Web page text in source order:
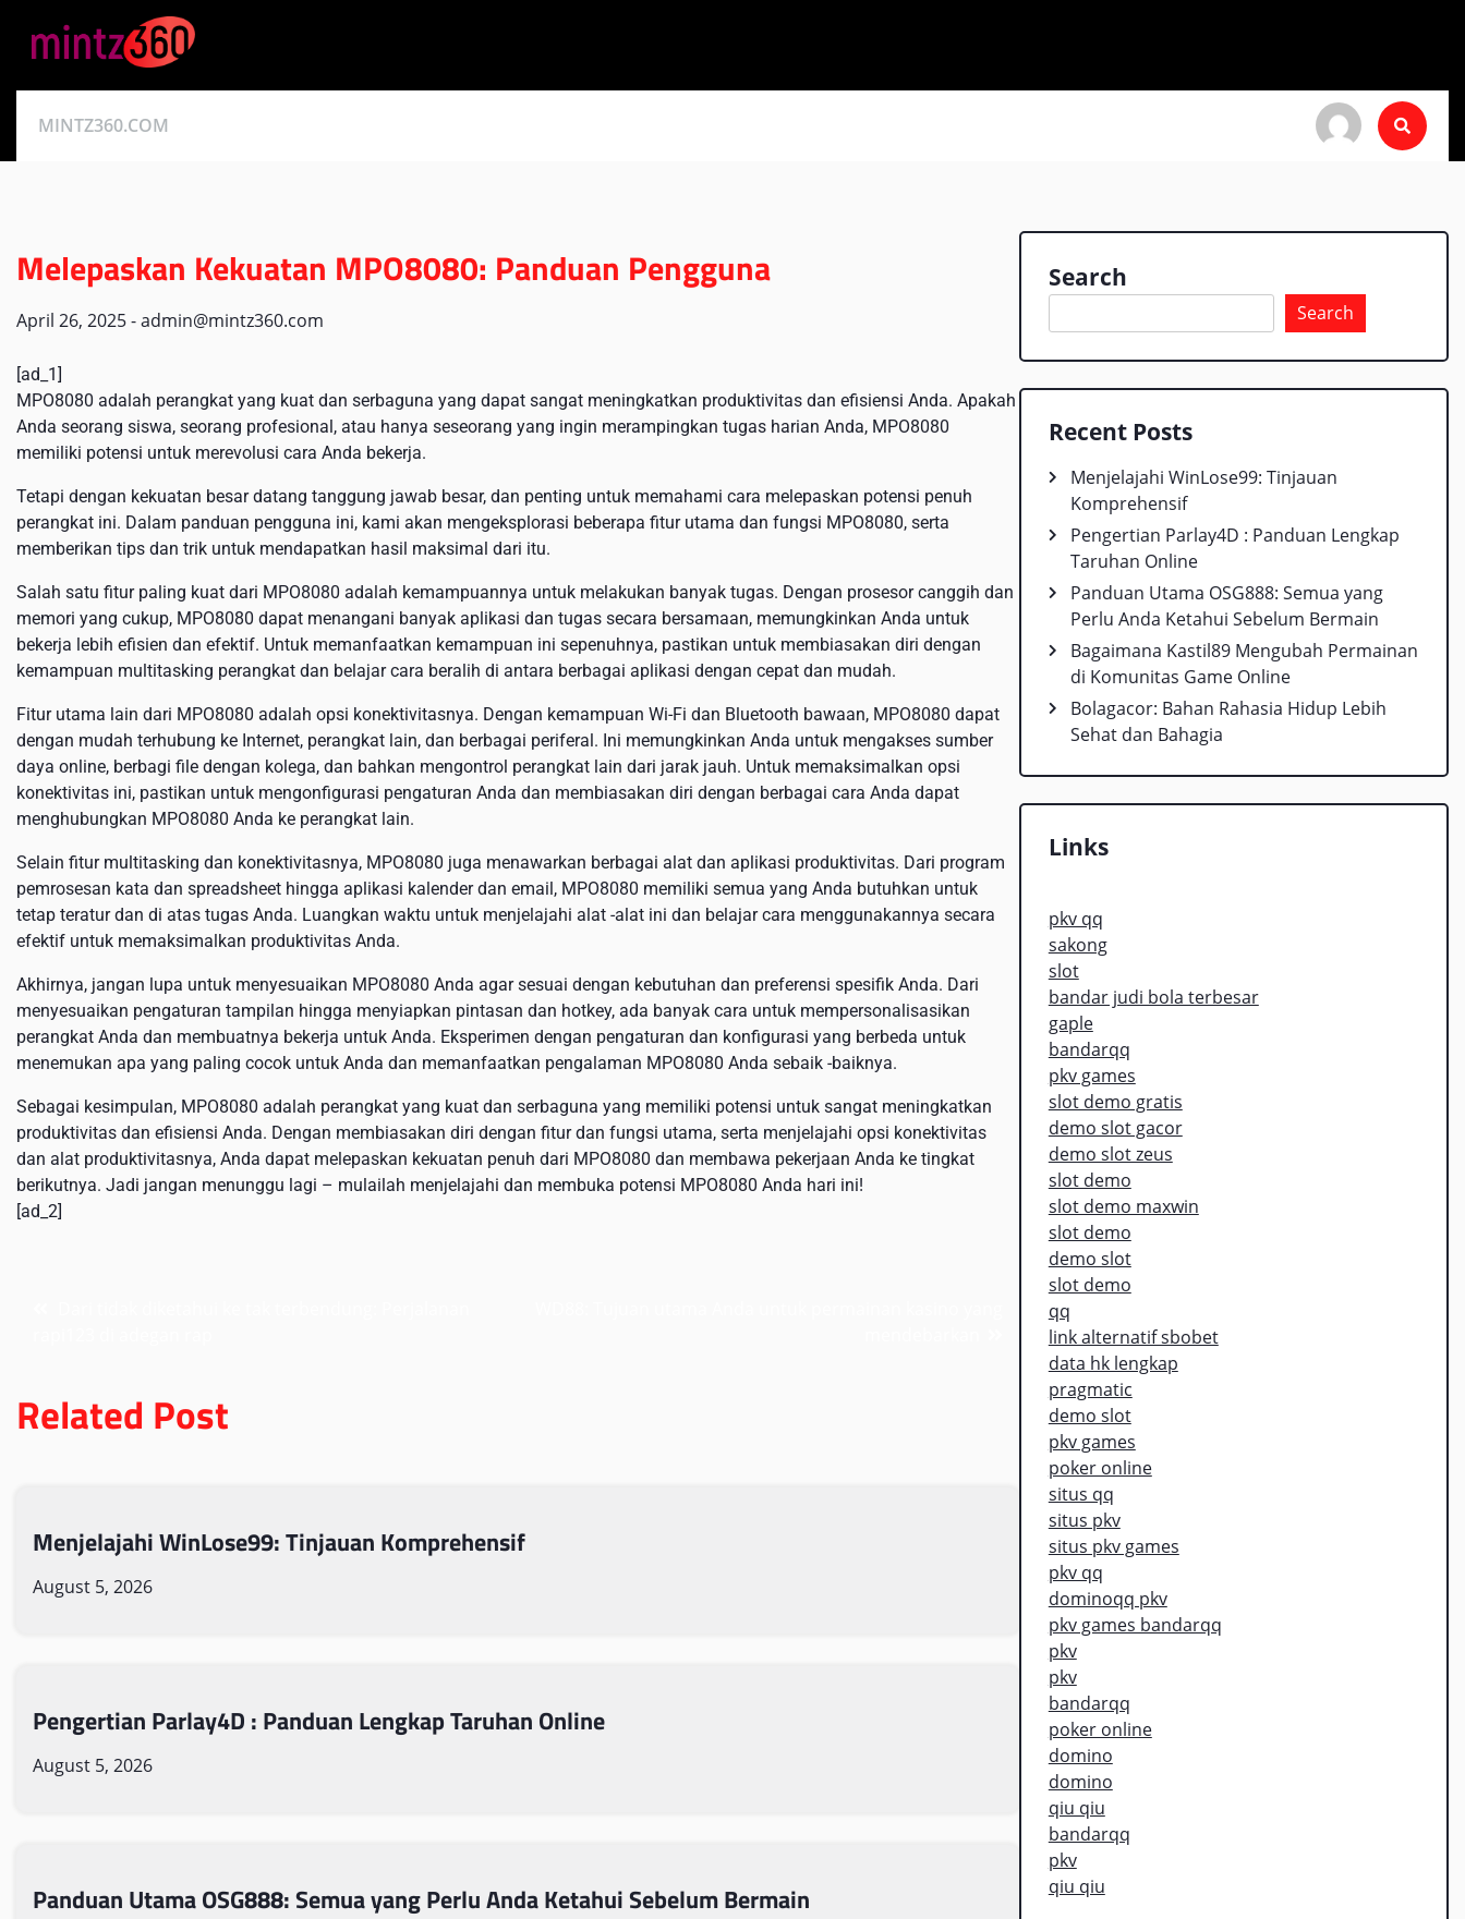
content
MINTZ360.COM
Melepaskan Kekuatan MPO8080: Panduan Pengguna
April 26, 2025-admin@mintz360.com
[ad_1]
MPO8080 adalah perangkat yang kuat dan serbaguna yang dapat sangat meningkatkan produktivitas dan efisiensi Anda. Apakah
Anda seorang siswa, seorang profesional, atau hanya seseorang yang ingin merampingkan tugas harian Anda, MPO8080
memiliki potensi untuk merevolusi cara Anda bekerja.
Tetapi dengan kekuatan besar datang tanggung jawab besar, dan penting untuk memahami cara melepaskan potensi penuh
perangkat ini. Dalam panduan pengguna ini, kami akan mengeksplorasi beberapa fitur utama dan fungsi MPO8080, serta
memberikan tips dan trik untuk mendapatkan hasil maksimal dari itu.
Salah satu fitur paling kuat dari MPO8080 adalah kemampuannya untuk melakukan banyak tugas. Dengan prosesor canggih dan
memori yang cukup, MPO8080 dapat menangani banyak aplikasi dan tugas secara bersamaan, memungkinkan Anda untuk
bekerja lebih efisien dan efektif. Untuk memanfaatkan kemampuan ini sepenuhnya, pastikan untuk membiasakan diri dengan
kemampuan multitasking perangkat dan belajar cara beralih di antara berbagai aplikasi dengan cepat dan mudah.
Fitur utama lain dari MPO8080 adalah opsi konektivitasnya. Dengan kemampuan Wi-Fi dan Bluetooth bawaan, MPO8080 dapat
dengan mudah terhubung ke Internet, perangkat lain, dan berbagai periferal. Ini memungkinkan Anda untuk mengakses sumber
daya online, berbagi file dengan kolega, dan bahkan mengontrol perangkat lain dari jarak jauh. Untuk memaksimalkan opsi
konektivitas ini, pastikan untuk mengonfigurasi pengaturan Anda dan membiasakan diri dengan berbagai cara Anda dapat
menghubungkan MPO8080 Anda ke perangkat lain.
Selain fitur multitasking dan konektivitasnya, MPO8080 juga menawarkan berbagai alat dan aplikasi produktivitas. Dari program
pemrosesan kata dan spreadsheet hingga aplikasi kalender dan email, MPO8080 memiliki semua yang Anda butuhkan untuk
tetap teratur dan di atas tugas Anda. Luangkan waktu untuk menjelajahi alat -alat ini dan belajar cara menggunakannya secara
efektif untuk memaksimalkan produktivitas Anda.
Akhirnya, jangan lupa untuk menyesuaikan MPO8080 Anda agar sesuai dengan kebutuhan dan preferensi spesifik Anda. Dari
menyesuaikan pengaturan tampilan hingga menyiapkan pintasan dan hotkey, ada banyak cara untuk mempersonalisasikan
perangkat Anda dan membuatnya bekerja untuk Anda. Eksperimen dengan pengaturan dan konfigurasi yang berbeda untuk
menemukan apa yang paling cocok untuk Anda dan memanfaatkan pengalaman MPO8080 Anda sebaik -baiknya.
Sebagai kesimpulan, MPO8080 adalah perangkat yang kuat dan serbaguna yang memiliki potensi untuk sangat meningkatkan
produktivitas dan efisiensi Anda. Dengan membiasakan diri dengan fitur dan fungsi utama, serta menjelajahi opsi konektivitas
dan alat produktivitasnya, Anda dapat melepaskan kekuatan penuh dari MPO8080 dan membawa pekerjaan Anda ke tingkat
berikutnya. Jadi jangan menunggu lagi – mulailah menjelajahi dan membuka potensi MPO8080 Anda hari ini!
[ad_2]
Related Post
Menjelajahi WinLose99: Tinjauan Komprehensif
August 5, 2026
Pengertian Parlay4D : Panduan Lengkap Taruhan Online
August 5, 2026
Panduan Utama OSG888: Semua yang Perlu Anda Ketahui Sebelum Bermain
Search
Search
Recent Posts
Menjelajahi WinLose99: Tinjauan
Komprehensif
Pengertian Parlay4D : Panduan Lengkap
Taruhan Online
Panduan Utama OSG888: Semua yang
Perlu Anda Ketahui Sebelum Bermain
Bagaimana Kastil89 Mengubah Permainan
di Komunitas Game Online
Bolagacor: Bahan Rahasia Hidup Lebih
Sehat dan Bahagia
Links
pkv qq
sakong
slot
bandar judi bola terbesar
gaple
bandarqq
pkv games
slot demo gratis
demo slot gacor
demo slot zeus
slot demo
slot demo maxwin
slot demo
demo slot
slot demo
qq
link alternatif sbobet
data hk lengkap
pragmatic
demo slot
pkv games
poker online
situs qq
situs pkv
situs pkv games
pkv qq
dominoqq pkv
pkv games bandarqq
pkv
pkv
bandarqq
poker online
domino
domino
qiu qiu
bandarqq
pkv
qiu qiu